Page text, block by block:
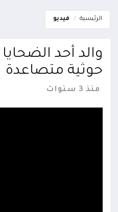
الرئيسية فيديو
والد أحد
حوثية متصاعدة
منذ 3 سنوات